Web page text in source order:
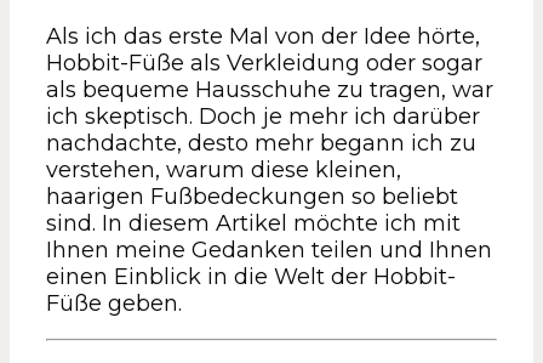
Als ich das erste Mal von der Idee hörte,
Hobbit-Füße als Verkleidung oder sogar
als bequeme Hausschuhe zu tragen, war
ich skeptisch. Doch je mehr ich darüber
nachdachte, desto mehr begann ich zu
verstehen, warum diese kleinen,
haarigen Fußbedeckungen so beliebt
sind. In diesem Artikel möchte ich mit
Ihnen meine Gedanken teilen und Ihnen
einen Einblick in die Welt der Hobbit-
Füße geben.